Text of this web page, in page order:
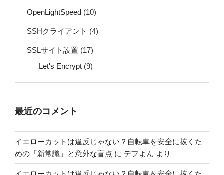
OpenLightSpeed (10)
SSHクライアント (4)
SSLサイト設置 (17)
Let's Encrypt (9)
最近のコメント
イエローカットは違反じゃない？自転車を安全に抜くた
めの「新常識」と意外な盲点 に デフよん より